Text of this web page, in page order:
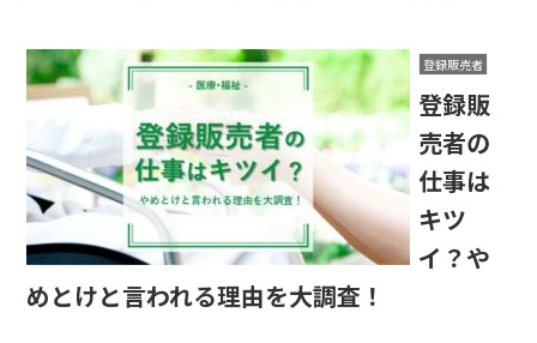
登録販売者
登録販
売者の
仕事は
キツ
イ？や
めとけと言われる理由を大調査！